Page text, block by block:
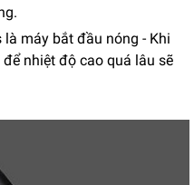
là máy bắt đầu nóng - Khi
nhiệt độ cao quá lâu sẽ